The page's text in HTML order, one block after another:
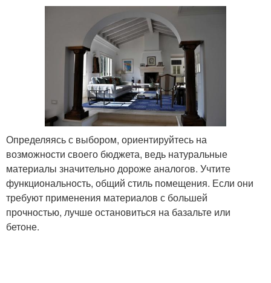
Определяясь с выбором, ориентируйтесь на
возможности своего бюджета, ведь натуральные
материалы значительно дороже аналогов. Учтите
функциональность, общий стиль помещения. Если они
требуют применения материалов с большей
прочностью, лучше остановиться на базальте или
бетоне.